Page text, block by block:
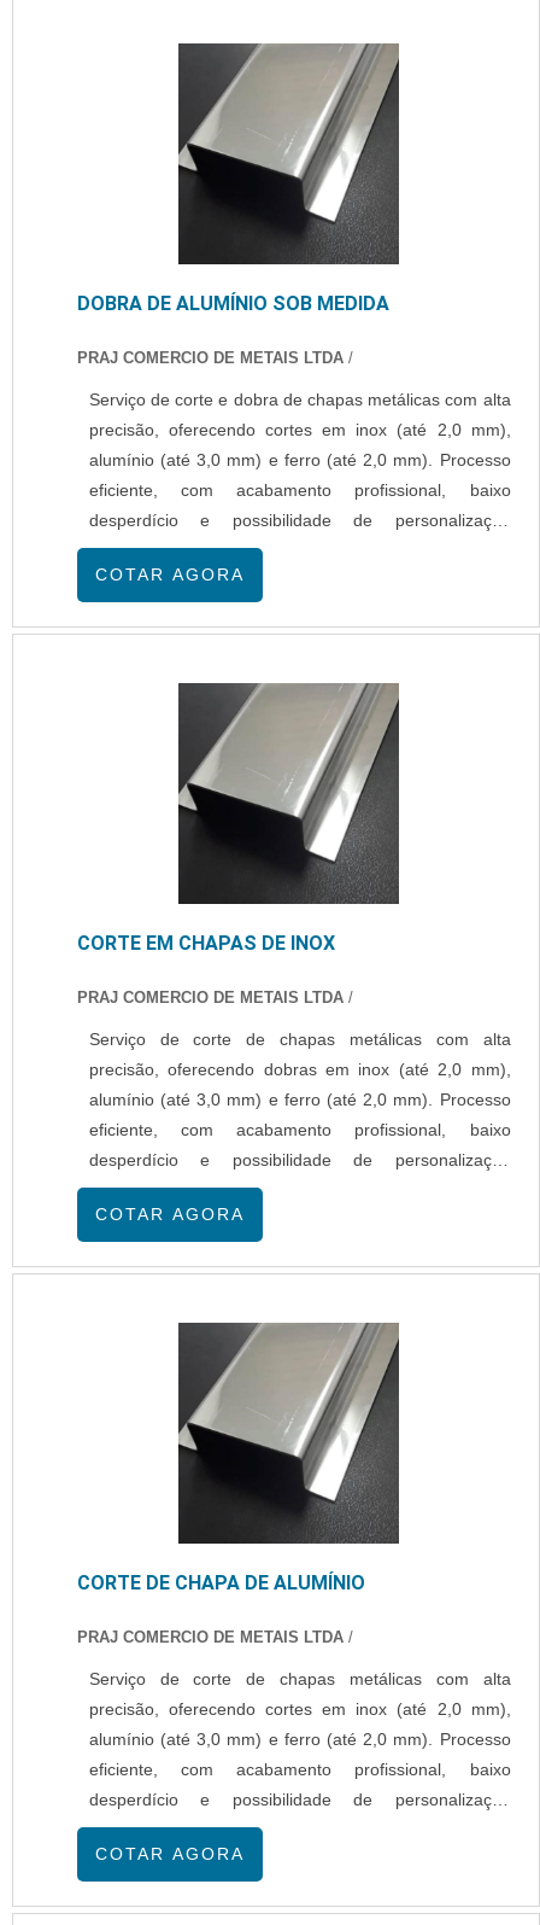
DOBRA DE ALUMÍNIO SOB MEDIDA
PRAJ COMERCIO DE METAIS LTDA/
Serviço de corte e dobra de chapas metálicas com alta
precisão, oferecendo cortes em inox (até 2,0 mm),
alumínio (até 3,0 mm) e ferro (até 2,0 mm). Processo
eficiente, com acabamento profissional, baixo
desperdício e possibilidade de personalização
conforme a necessidade do cliente. Atendimento
especializado, prazos ágeis e matéria-prima de alta
COTAR AGORA
CORTE EM CHAPAS DE INOX
PRAJ COMERCIO DE METAIS LTDA/
Serviço de corte de chapas metálicas com alta
precisão, oferecendo dobras em inox (até 2,0 mm),
alumínio (até 3,0 mm) e ferro (até 2,0 mm). Processo
eficiente, com acabamento profissional, baixo
desperdício e possibilidade de personalização
conforme a necessidade do cliente. Atendimento
especializado, prazos ágeis e matéria-prima de alta
COTAR AGORA
CORTE DE CHAPA DE ALUMÍNIO
PRAJ COMERCIO DE METAIS LTDA/
Serviço de corte de chapas metálicas com alta
precisão, oferecendo cortes em inox (até 2,0 mm),
alumínio (até 3,0 mm) e ferro (até 2,0 mm). Processo
eficiente, com acabamento profissional, baixo
desperdício e possibilidade de personalização
conforme a necessidade do cliente. Atendimento
especializado, prazos ágeis e matéria-prima de alta
COTAR AGORA